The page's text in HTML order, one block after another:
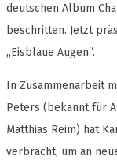
deutschen Album
beschritten. Jetzt
„Eisblaue Augen“.
In Zusammenarbeit
Peters (bekannt für
Matthias Reim) hat
verbracht, um an